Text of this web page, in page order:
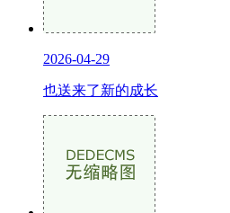
2026-04-29
也送来了新的成长